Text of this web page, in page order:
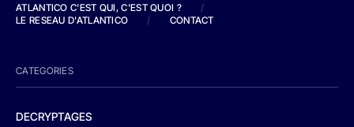
ATLANTICO C'EST QUI, C'EST QUOI ?
/
LE RESEAU D'ATLANTICO
/ CONTACT
CATEGORIES
DECRYPTAGES